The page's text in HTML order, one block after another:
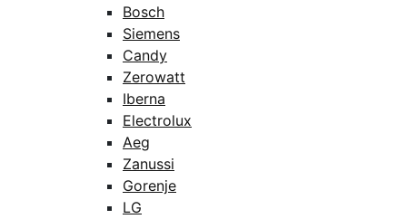
Bosch
Siemens
Candy
Zerowatt
Iberna
Electrolux
Aeg
Zanussi
Gorenje
LG